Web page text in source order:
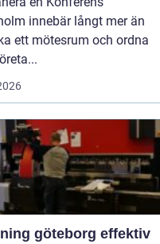
innebär långt mer än
ett mötesrum och ordna
göteborg effektiv